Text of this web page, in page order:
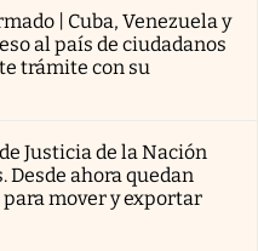
| Cuba, Venezuela y
al país de ciudadanos
trámite con su
Justicia de la Nación
Desde ahora quedan
mover y exportar